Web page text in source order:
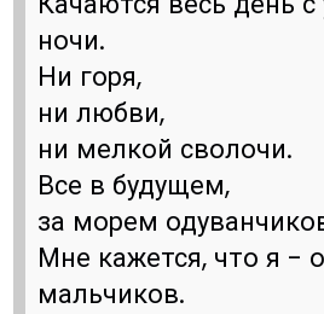
ночи.
Ни горя,
ни любви,
ни мелкой сволочи.
Все в будущем,
за морем
Мне кажется, что я -
мальчиков.